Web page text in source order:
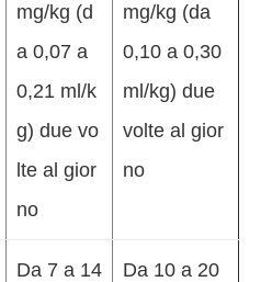
mg/kg (d
a 0,07 a
0,21 ml/k
g) due vo
lte al gior
no
mg/kg (da
0,10 a 0,30
ml/kg) due
volte al gior
no
Da 7 a 14
Da 10 a 20